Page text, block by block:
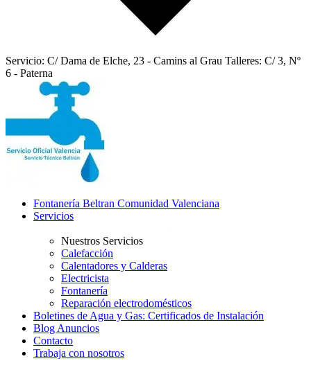
Servicio: C/ Dama de Elche, 23 - Camins al Grau Talleres: C/ 3, Nº
6 - Paterna
Fontanería Beltran Comunidad Valenciana
Servicios
Nuestros Servicios
Calefacción
Calentadores y Calderas
Electricista
Fontanería
Reparación electrodomésticos
Boletines de Agua y Gas: Certificados de Instalación
Blog Anuncios
Contacto
Trabaja con nosotros